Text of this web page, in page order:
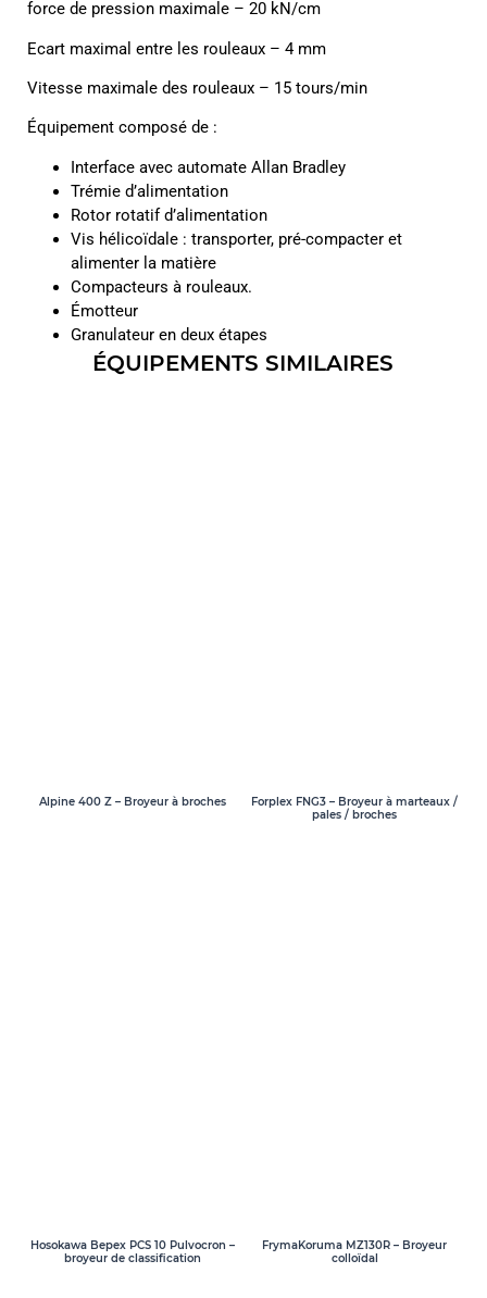
force de pression maximale – 20 kN/cm
Ecart maximal entre les rouleaux – 4 mm
Vitesse maximale des rouleaux – 15 tours/min
Équipement composé de :
Interface avec automate Allan Bradley
Trémie d’alimentation
Rotor rotatif d’alimentation
Vis hélicoïdale : transporter, pré-compacter et
alimenter la matière
Compacteurs à rouleaux.
Émotteur
Granulateur en deux étapes
ÉQUIPEMENTS SIMILAIRES
Alpine 400 Z – Broyeur à broches
Forplex FNG3 – Broyeur à marteaux /
pales / broches
Hosokawa Bepex PCS 10 Pulvocron –
broyeur de classification
FrymaKoruma MZ130R – Broyeur
colloïdal